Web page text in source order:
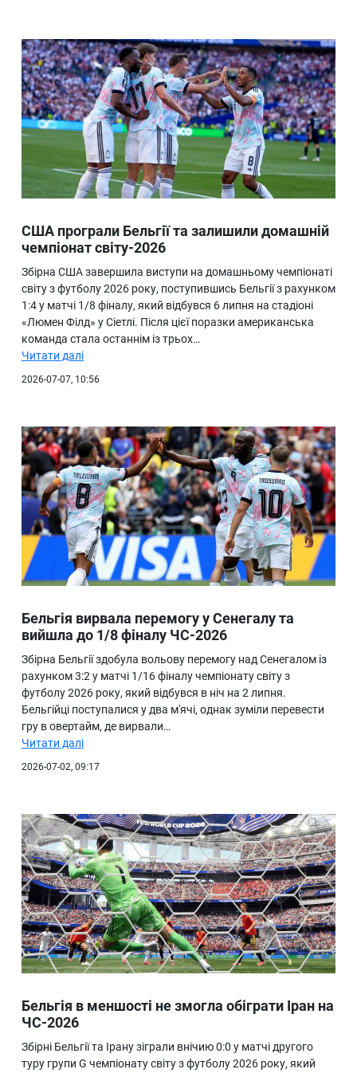
США програли Бельгії та залишили домашній
чемпіонат світу-2026
Збірна США завершила виступи на домашньому чемпіонаті
світу з футболу 2026 року, поступившись Бельгії з рахунком
1:4 у матчі 1/8 фіналу, який відбувся 6 липня на стадіоні
«Люмен Філд» у Сіетлі. Після цієї поразки американська
команда стала останнім із трьох…
Читати далі
2026-07-07, 10:56
Бельгія вирвала перемогу у Сенегалу та
вийшла до 1/8 фіналу ЧС-2026
Збірна Бельгії здобула вольову перемогу над Сенегалом із
рахунком 3:2 у матчі 1/16 фіналу чемпіонату світу з
футболу 2026 року, який відбувся в ніч на 2 липня.
Бельгійці поступалися у два м'ячі, однак зуміли перевести
гру в овертайм, де вирвали…
Читати далі
2026-07-02, 09:17
Бельгія в меншості не змогла обіграти Іран на
ЧС-2026
Збірні Бельгії та Ірану зіграли внічию 0:0 у матчі другого
туру групи G чемпіонату світу з футболу 2026 року, який